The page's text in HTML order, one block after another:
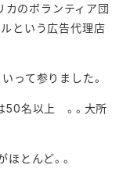
カのボランティア団
という広告代理店
って参りました。
50名以上 。。大所
とんど。。